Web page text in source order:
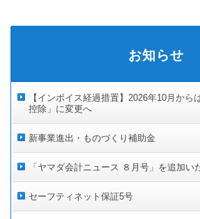
お知らせ
【インボイス経過措置】2026年10月か
控除」に変更へ
新事業進出・ものづくり補助金
「ヤマダ会計ニュース ８月号」を追加い
セーフティネット保証5号